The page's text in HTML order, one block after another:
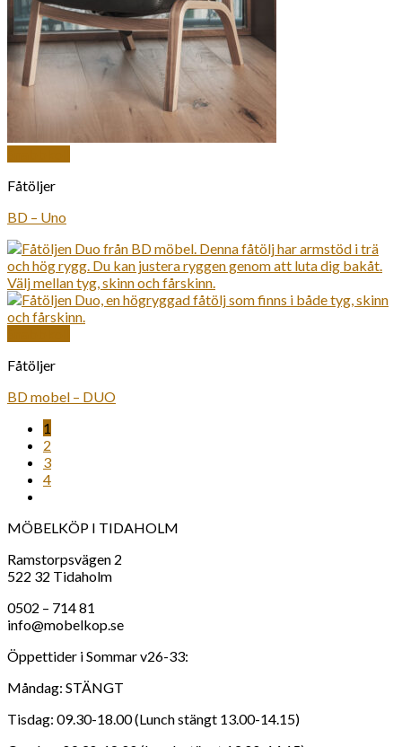
Fåtöljer
BD – Uno
Fåtöljer
BD mobel – DUO
1
2
3
4
MÖBELKÖP I TIDAHOLM
Ramstorpsvägen 2
522 32 Tidaholm
0502 – 714 81
info@mobelkop.se
Öppettider i Sommar v26-33:
Måndag: STÄNGT
Tisdag: 09.30-18.00 (Lunch stängt 13.00-14.15)